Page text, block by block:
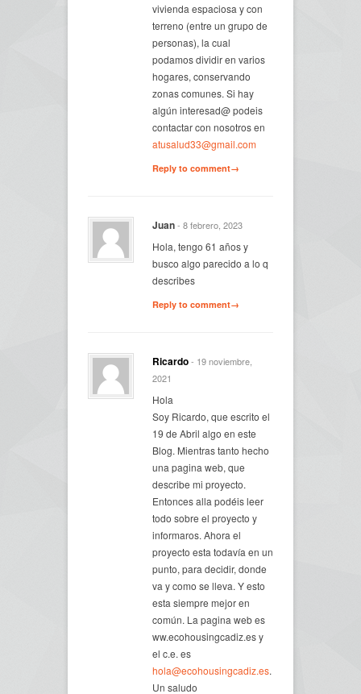
vivienda espaciosa y con
terreno (entre un grupo de
personas), la cual
podamos dividir en varios
hogares, conservando
zonas comunes. Si hay
algún interesad@ podeis
contactar con nosotros en
atusalud33@gmail.com
Reply to comment→
Juan- 8 febrero, 2023
Hola, tengo 61 años y
busco algo parecido a lo q
describes
Reply to comment→
Ricardo- 19 noviembre,
2021
Hola
Soy Ricardo, que escrito el
19 de Abril algo en este
Blog. Mientras tanto hecho
una pagina web, que
describe mi proyecto.
Entonces alla podéis leer
todo sobre el proyecto y
informaros. Ahora el
proyecto esta todavía en un
punto, para decidir, donde
va y como se lleva. Y esto
esta siempre mejor en
común. La pagina web es
ww.ecohousingcadiz.es y
el c.e. es
hola@ecohousingcadiz.es.
Un saludo